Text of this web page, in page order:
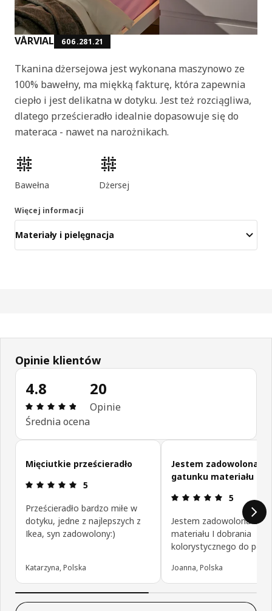
VÅRVIAL 606.281.21
Tkanina dżersejowa jest wykonana maszynowo ze
100% bawełny, ma miękką fakturę, która zapewnia
ciepło i jest delikatna w dotyku. Jest też rozciągliwa,
dlatego prześcieradło idealnie dopasowuje się do
materaca - nawet na narożnikach.
Cechy produktu
Bawełna Dżersej
Więcej informacji
Materiały i pielęgnacja
Opinie klientów
4.8
Opinia: 4.8 na 5 gwiazdki. Recenzje ogółem: 20
Średnia ocena
20
Opinie
Pomiń opinie klientów
Mięciutkie prześcieradło
Opinia: 5 na 5 gwiazdki.
5
Prześcieradło bardzo miłe w
dotyku, jedne z najlepszych z
Ikea, syn zadowolony:)
Katarzyna, Polska
Jestem zadowolona z
gatunku materiału
Opinia: 5
5
Jestem zadowolona z
materiału I dobrania
kolorystycznego do
Joanna, Polska